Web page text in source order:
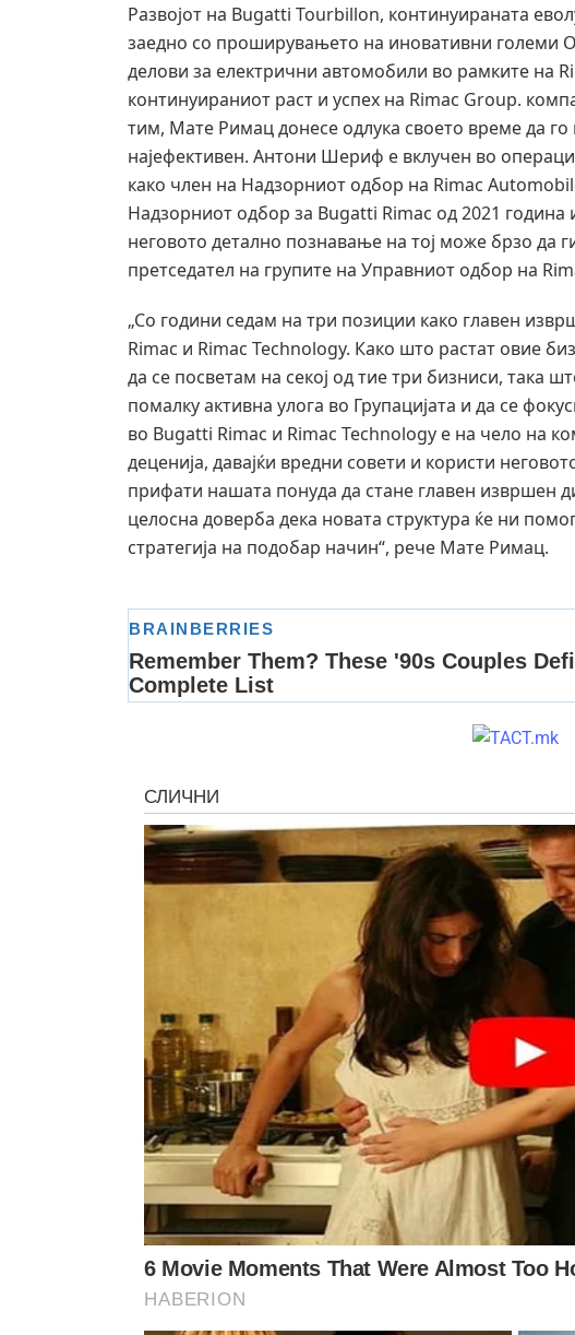
Развојот на Bugatti Tourbillon, континуираната
заедно со проширувањето на иновативни големи
делови за електрични автомобили во рамките на
континуираниот раст и успех на Rimac Group.
тим, Мате Римац донесе одлука своето време да
најефективен. Антони Шериф е вклучен во
како член на Надзорниот одбор на Rimac
Надзорниот одбор за Bugatti Rimac од 2021 година
неговото детално познавање на тој може брзо да
претседател на групите на Управниот одбор на
„Со години седам на три позиции како главен
Rimac и Rimac Technology. Како што растат овие
да се посветам на секој од тие три бизниси, така
помалку активна улога во Групацијата и да се
во Bugatti Rimac и Rimac Technology е на чело на
деценија, давајќи вредни совети и користи
прифати нашата понуда да стане главен извршен
целосна доверба дека новата структура ќе ни
стратегија на подобар начин“, рече Мате Римац.